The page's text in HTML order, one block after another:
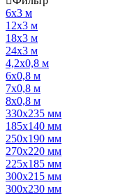
6х3 м
12х3 м
18х3 м
24х3 м
4,2х0,8 м
6х0,8 м
7х0,8 м
8х0,8 м
330х235 мм
185х140 мм
250х190 мм
270х220 мм
225х185 мм
300х215 мм
300х230 мм